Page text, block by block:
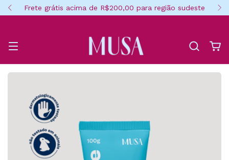
Frete grátis acima de R$200,00 para região sudeste